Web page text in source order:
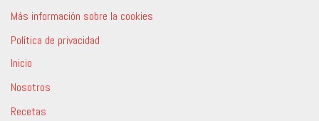
Más información sobre la cookies
Política de privacidad
Inicio
Nosotros
Recetas